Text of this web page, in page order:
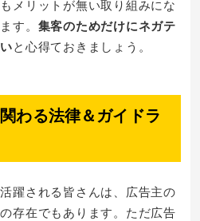
メリットが無い取り組みにな
す。 集客のためだけにネガテ
と心得ておきましょう。
わる法律＆ガイドラ
躍される皆さんは、広告主の
存在でもあります。ただ広告